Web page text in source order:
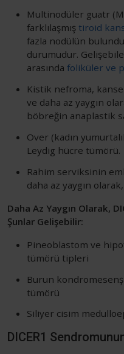
Multinodüler guatr
farklılaşmış tiroid
fazla nodülün
durumudur.
arasında foliküler ve
Kistik nefroma,
ve daha az yaygın
böbreğin anaplastik
Over (kadın
Leydig hücre tümörü.
Rahim serviksinin
daha az yaygın
Daha Az Yaygın Olarak,
Şunlar Gelişebilir:
Pineoblastom ve
tümörü tipleri
Burun
tümörü
Siliyer cisim
DICER1